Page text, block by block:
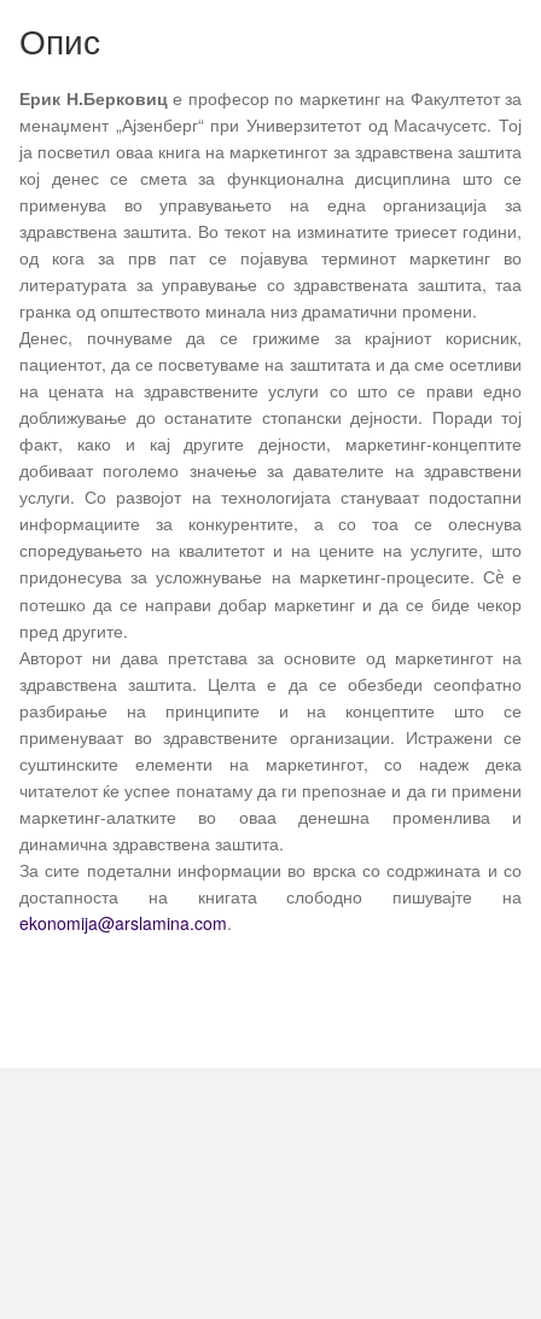
30% уреа 75 мл
Опис
Ерик Н.Берковиц е професор по маркетинг на Факултетот за
менаџмент „Ајзенберг“ при Универзитетот од Масачусетс. Тој
ја посветил оваа книга на маркетингот за здравствена заштита
кој денес се смета за функционална дисциплина што се
применува во управувањето на една организација за
здравствена заштита. Во текот на изминатите триесет години,
од кога за прв пат се појавува терминот маркетинг во
литературата за управување со здравствената заштита, таа
гранка од општеството минала низ драматични промени.
Денес, почнуваме да се грижиме за крајниот корисник,
пациентот, да се посветуваме на заштитата и да сме осетливи
на цената на здравствените услуги со што се прави едно
доближување до останатите стопански дејности. Поради тој
факт, како и кај другите дејности, маркетинг-концептите
добиваат поголемо значење за давателите на здравствени
услуги. Со развојот на технологијата стануваат подостапни
информациите за конкурентите, а со тоа се олеснува
споредувањето на квалитетот и на цените на услугите, што
придонесува за усложнување на маркетинг-процесите. Сèе
потешко да се направи добар маркетинг и да се биде чекор
пред другите.
Авторот ни дава претстава за основите од маркетингот на
здравствена заштита. Целта е да се обезбеди сеопфатно
разбирање на принципите и на концептите што се
применуваат во здравствените организации. Истражени се
суштинските елементи на маркетингот, со надеж дека
читателот ќе успее понатаму да ги препознае и да ги примени
маркетинг-алатките во оваа денешна променлива и
динамична здравствена заштита.
За сите подетални информации во врска со содржината и со
достапноста на книгата слободно пишувајте на
ekonomija@arslamina.com.